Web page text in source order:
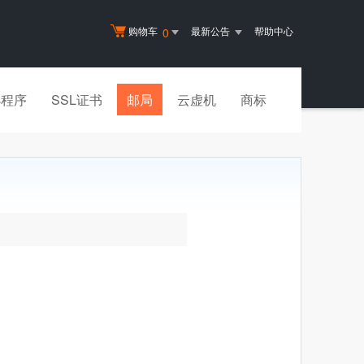
购物车 0 最新公告 帮助中心
序 SSL证书 邮局 云虚机 商标